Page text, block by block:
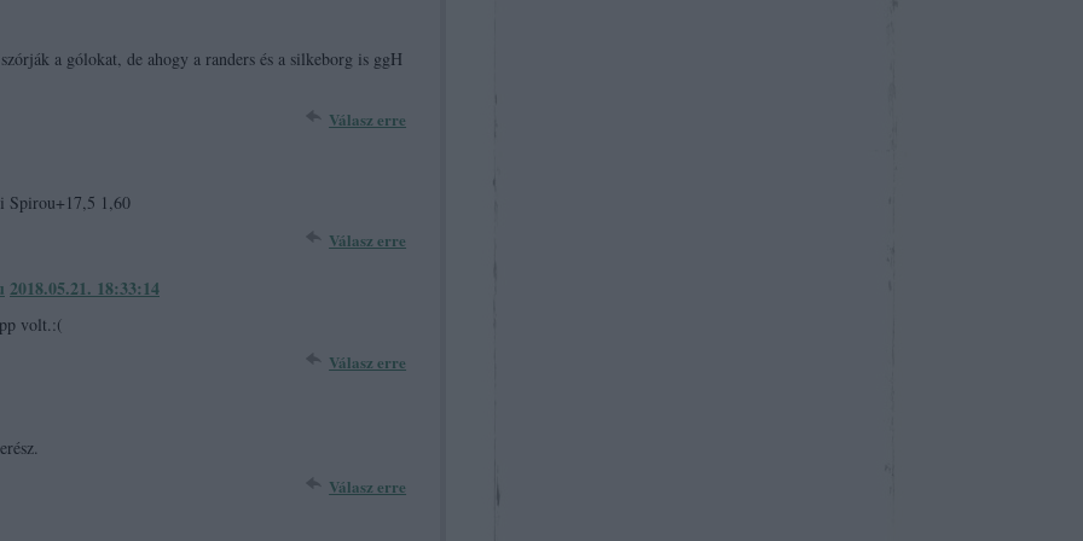
a gólokat, de ahogy a randers és a silkeborg is ggH
Válasz erre
Spirou+17,5 1,60
Válasz erre
2018.05.21. 18:33:14
volt.:(
Válasz erre
Válasz erre